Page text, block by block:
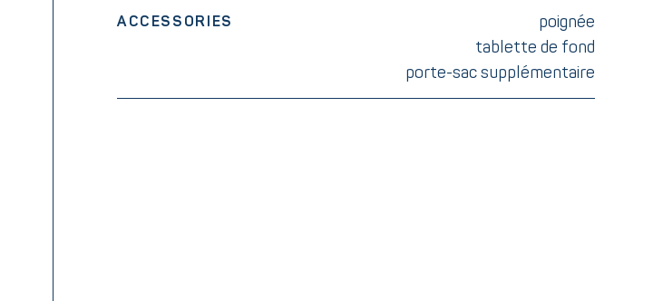
ACCESSORIES
poignée
tablette de fond
porte-sac supplémentaire